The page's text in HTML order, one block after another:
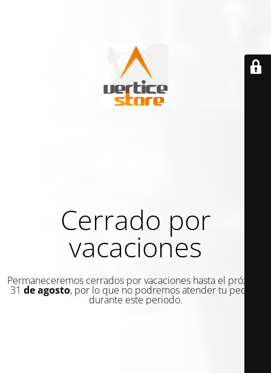
Cerrado por
vacaciones
Permaneceremos cerrados por vacaciones hasta el próximo
31 de agosto, por lo que no podremos atender tu pedido
durante este periodo.